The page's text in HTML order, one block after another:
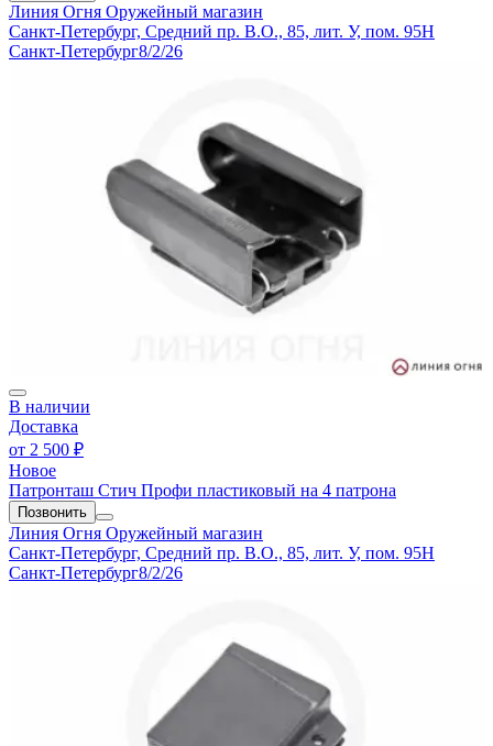
Линия Огня Оружейный магазин
Санкт-Петербург, Средний пр. В.О., 85, лит. У, пом. 95Н
Санкт-Петербург8/2/26
В наличии
Доставка
от 2 500 ₽
Новое
Патронташ Стич Профи пластиковый на 4 патрона
Позвонить
Линия Огня Оружейный магазин
Санкт-Петербург, Средний пр. В.О., 85, лит. У, пом. 95Н
Санкт-Петербург8/2/26